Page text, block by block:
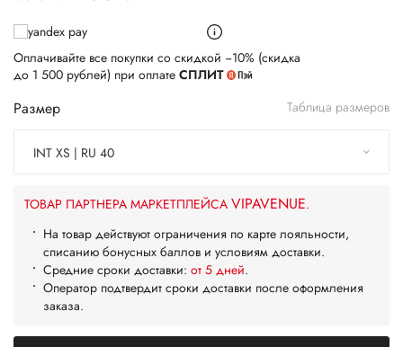
Оплачивайте все покупки со скидкой −10% (скидка
до 1 500 рублей) при оплате СПЛИТ
Размер Таблица размеров
INT XS | RU 40
ТОВАР ПАРТНЕРА МАРКЕТПЛЕЙСА VIPAVENUE.
На товар действуют ограничения по карте лояльности,
списанию бонусных баллов и условиям доставки.
Средние сроки доставки: от 5 дней.
Оператор подтвердит сроки доставки после оформления
заказа.